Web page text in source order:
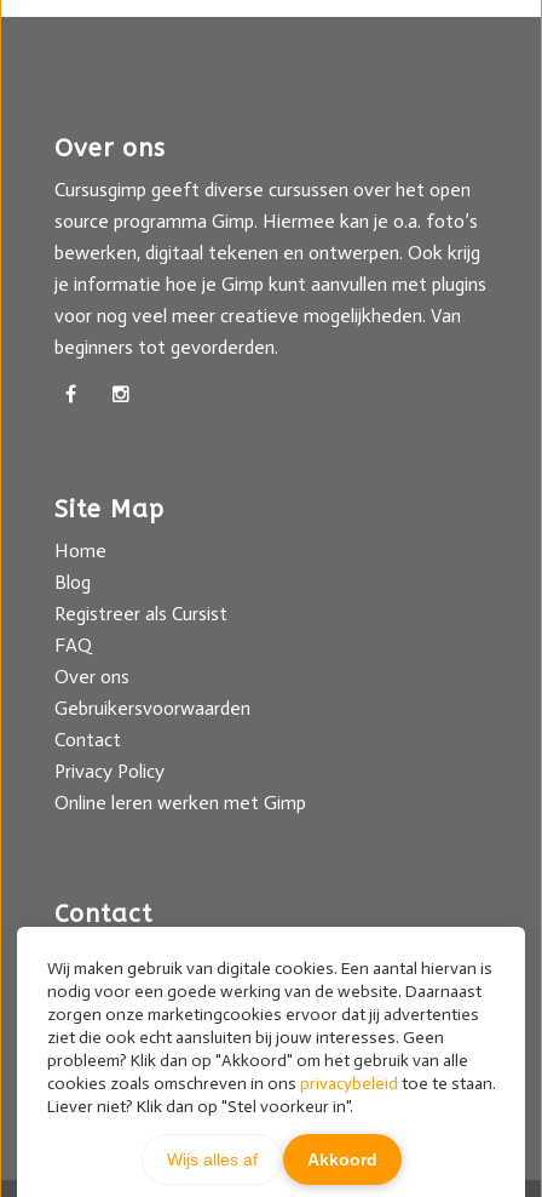
Over ons
Cursusgimp geeft diverse cursussen over het open
source programma Gimp. Hiermee kan je o.a. foto’s
bewerken, digitaal tekenen en ontwerpen. Ook krijg
je informatie hoe je Gimp kunt aanvullen met plugins
voor nog veel meer creatieve mogelijkheden. Van
beginners tot gevorderden.
Site Map
Home
Blog
Registreer als Cursist
FAQ
Over ons
Gebruikersvoorwaarden
Contact
Privacy Policy
Online leren werken met Gimp
Contact
mariel@cursusgimp.nl
Archief nieuwsbrief
Wij maken gebruik van digitale cookies. Een aantal hiervan is
nodig voor een goede werking van de website. Daarnaast
zorgen onze marketingcookies ervoor dat jij advertenties
ziet die ook echt aansluiten bij jouw interesses. Geen
probleem? Klik dan op "Akkoord" om het gebruik van alle
cookies zoals omschreven in ons privacybeleid toe te staan.
Liever niet? Klik dan op "Stel voorkeur in".
Wijs alles af Akkoord